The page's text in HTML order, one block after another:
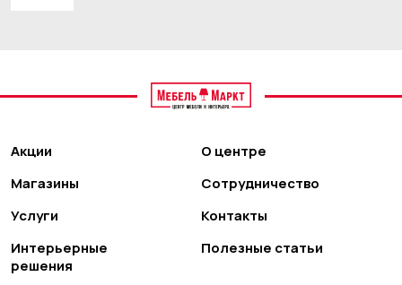
Акции
Магазины
Услуги
Интерьерные
решения
О центре
Сотрудничество
Контакты
Полезные статьи